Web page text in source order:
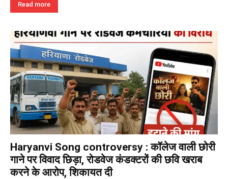
Read more
Haryanvi Song controversy : कॉलेज वाली छोरी
गाने पर विवाद छिड़ा, रोडवेज कंडक्टरों की छवि खराब
करने के आरोप, शिकायत दी